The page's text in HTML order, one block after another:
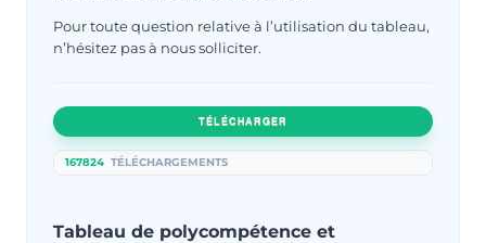
Pour toute question relative à l’utilisation du tableau,
n’hésitez pas à nous solliciter.
TÉLÉCHARGER
167824 TÉLÉCHARGEMENTS
Tableau de polycompétence et